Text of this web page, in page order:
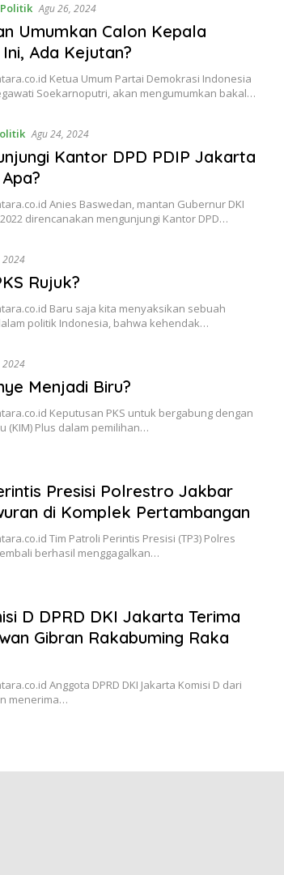
Politik Agu 26, 2024
Umumkan Calon Kepala
Ada Kejutan?
Ketua Umum Partai Demokrasi Indonesia
Soekarnoputri, akan mengumumkan bakal…
Agu 24, 2024
Kantor DPD PDIP Jakarta
Anies Baswedan, mantan Gubernur DKI
direncanakan mengunjungi Kantor DPD…
2024
Rujuk?
Baru saja kita menyaksikan sebuah
politik Indonesia, bahwa kehendak…
2024
Menjadi Biru?
Keputusan PKS untuk bergabung dengan
(KIM) Plus dalam pemilihan…
Presisi Polrestro Jakbar
di Komplek Pertambangan
Tim Patroli Perintis Presisi (TP3) Polres
berhasil menggagalkan…
D DPRD DKI Jakarta Terima
Gibran Rakabuming Raka
Anggota DPRD DKI Jakarta Komisi D dari
menerima…